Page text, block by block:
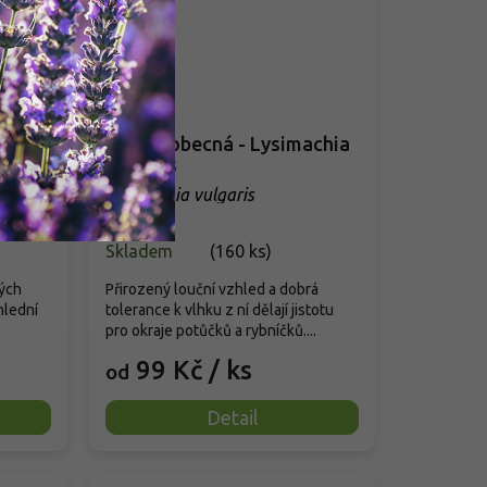
-
Vrbina obecná - Lysimachia
vulgaris
Lysimachia vulgaris
Skladem (160 ks)
od 99 Kč / ks
Detail
Přirozený louční vzhled a dobrá
tolerance k vlhku z ní dělají jistotu
pro okraje potůčků a rybníčků....